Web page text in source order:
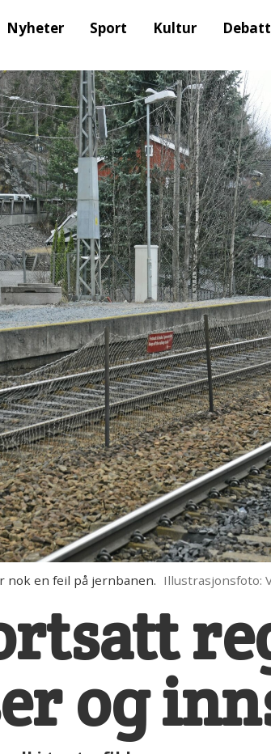
Nyheter Sport Kultur Debatt
nok en feil på jernbanen. Illustrasjonsfoto:
og